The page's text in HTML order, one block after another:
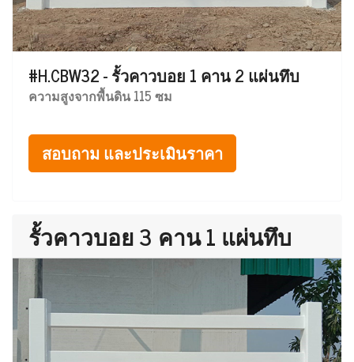
#H.CBW32 - รั้วคาวบอย 1 คาน 2 แผ่นทึบ
ความสูงจากพื้นดิน 115 ซม
สอบถาม และประเมินราคา
รั้วคาวบอย 3 คาน 1 แผ่นทึบ